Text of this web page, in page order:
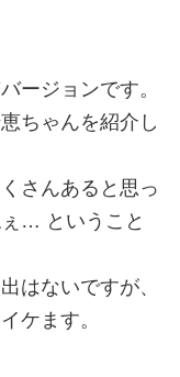
ージョンです。
ちゃんを紹介し
さんあると思っ
… ということ
はないですが、
ケます。